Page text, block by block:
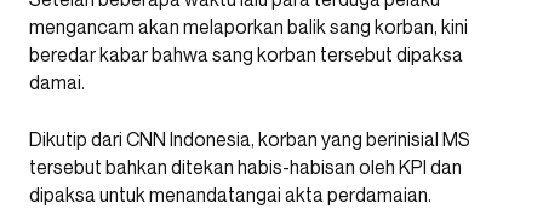
mengancam akan melaporkan balik sang korban, kini
beredar kabar bahwa sang korban tersebut dipaksa
damai.
Dikutip dari CNN Indonesia, korban yang berinisial MS
tersebut bahkan ditekan habis-habisan oleh KPI dan
dipaksa untuk menandatangai akta perdamaian.